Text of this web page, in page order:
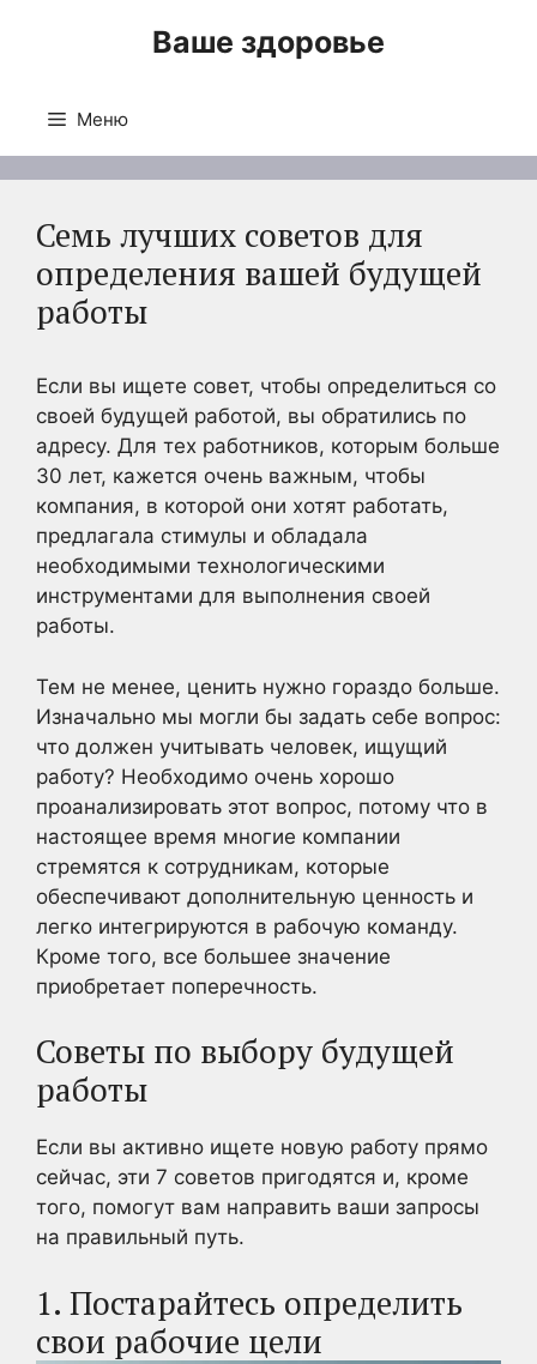
Ваше здоровье
Меню
Семь лучших советов для
определения вашей будущей
работы
Если вы ищете совет, чтобы определиться со
своей будущей работой, вы обратились по
адресу. Для тех работников, которым больше
30 лет, кажется очень важным, чтобы
компания, в которой они хотят работать,
предлагала стимулы и обладала
необходимыми технологическими
инструментами для выполнения своей
работы.
Тем не менее, ценить нужно гораздо больше.
Изначально мы могли бы задать себе вопрос:
что должен учитывать человек, ищущий
работу? Необходимо очень хорошо
проанализировать этот вопрос, потому что в
настоящее время многие компании
стремятся к сотрудникам, которые
обеспечивают дополнительную ценность и
легко интегрируются в рабочую команду.
Кроме того, все большее значение
приобретает поперечность.
Советы по выбору будущей
работы
Если вы активно ищете новую работу прямо
сейчас, эти 7 советов пригодятся и, кроме
того, помогут вам направить ваши запросы
на правильный путь.
1. Постарайтесь определить
свои рабочие цели